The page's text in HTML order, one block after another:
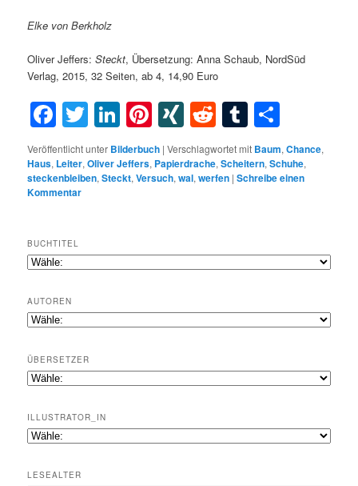
Elke von Berkholz
Oliver Jeffers:Steckt, Übersetzung: Anna Schaub, NordSüd
Verlag, 2015, 32 Seiten, ab 4, 14,90 Euro
Facebook
Twitter
LinkedIn
Pinterest
XINGRedditTumblr
Veröffentlicht unter Bilderbuch |Verschlagwortet mit Baum,Chance,
Haus, Leiter,Oliver Jeffers, Papierdrache,Scheitern,Schuhe,
steckenbleiben,Steckt,Versuch,wal,werfen |Schreibe einen
Kommentar
BUCHTITEL
AUTOREN
ÜBERSETZER
ILLUSTRATOR_IN
LESEALTER